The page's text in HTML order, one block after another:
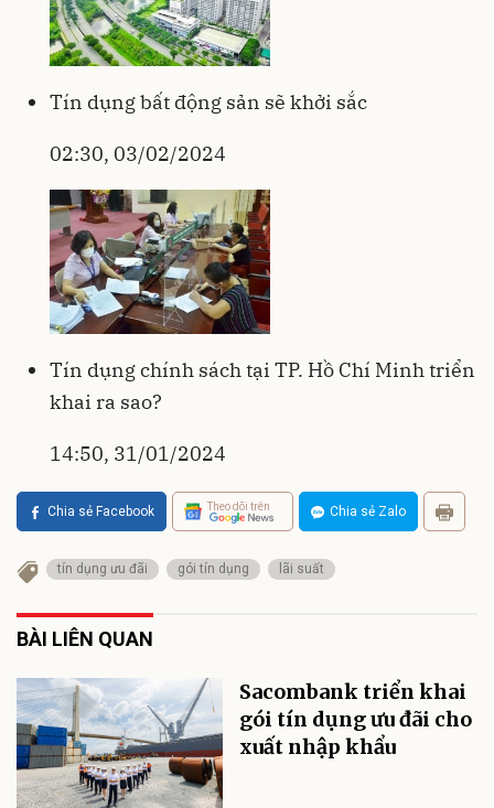
Tín dụng bất động sản sẽ khởi sắc
02:30, 03/02/2024
Tín dụng chính sách tại TP. Hồ Chí Minh triển
khai ra sao?
14:50, 31/01/2024
Chia sẻ Facebook Theo dõi trên Chia sẻ Zalo
tín dụng ưu đãi gói tín dụng lãi suất
BÀI LIÊN QUAN
Sacombank triển khai
gói tín dụng ưu đãi cho
xuất nhập khẩu